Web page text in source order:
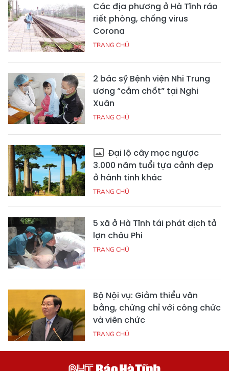
Các địa phương ở Hà Tĩnh ráo
riết phòng, chống virus
Corona
TRANG CHỦ
2 bác sỹ Bệnh viện Nhi Trung
ương “cắm chốt” tại Nghi
Xuân
TRANG CHỦ
Đại lộ cây mọc ngược
3.000 năm tuổi tựa cảnh đẹp
ở hành tinh khác
TRANG CHỦ
5 xã ở Hà Tĩnh tái phát dịch tả
lợn châu Phi
TRANG CHỦ
Bộ Nội vụ: Giảm thiểu văn
bằng, chứng chỉ với công chức
và viên chức
TRANG CHỦ